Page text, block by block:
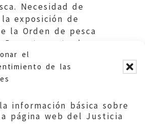
el
de las
información básica sobre
página web del Justicia
Necesidad de
exposición de
la Orden de pesca
Departamento de
DGA